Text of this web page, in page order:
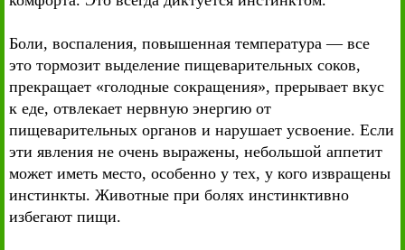
Боли, воспаления, повышенная температура — все
это тормозит выделение пищеварительных соков,
прекращает «голодные сокращения», прерывает вкус
к еде, отвлекает нервную энергию от
пищеварительных органов и нарушает усвоение. Если
эти явления не очень выражены, небольшой аппетит
может иметь место, особенно у тех, у кого извращены
инстинкты. Животные при болях инстинктивно
избегают пищи.